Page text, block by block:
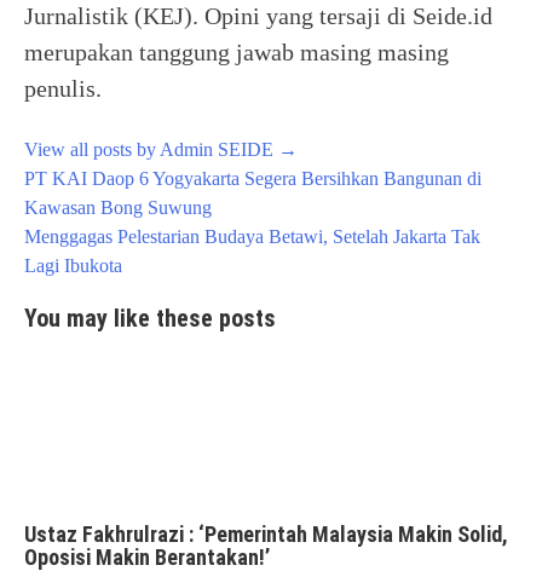
Jurnalistik (KEJ). Opini yang tersaji di Seide.id
merupakan tanggung jawab masing masing
penulis.
View all posts by Admin SEIDE →
Post
navigation
PT KAI Daop 6 Yogyakarta Segera Bersihkan Bangunan di
Kawasan Bong Suwung
Menggagas Pelestarian Budaya Betawi, Setelah Jakarta Tak
Lagi Ibukota
You may like these posts
Ustaz Fakhrulrazi : ‘Pemerintah Malaysia Makin Solid,
Oposisi Makin Berantakan!’